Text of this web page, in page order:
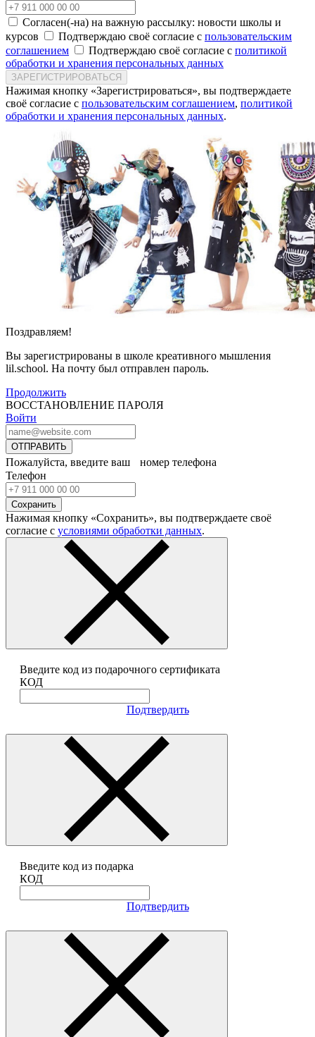
Согласен(-на) на важную рассылку: новости школы и
курсов
Подтверждаю своё согласие с пользовательским
соглашением
Подтверждаю своё согласие с политикой
обработки и хранения персональных данных
ЗАРЕГИСТРИРОВАТЬСЯ
Нажимая кнопку «Зарегистрироваться», вы подтверждаете
своё согласие с пользовательским соглашением, политикой
обработки и хранения персональных данных.
Поздравляем!
Вы зарегистрированы в школе креативного мышления
lil.school. На почту был отправлен пароль.
Продолжить
ВОССТАНОВЛЕНИЕ ПАРОЛЯ
Войти
ОТПРАВИТЬ
Пожалуйста, введите ваш номер телефона
Телефон
Сохранить
Нажимая кнопку «Сохранить», вы подтверждаете своё
согласие с условиями обработки данных.
Введите код из подарочного сертификата
КОД
Подтвердить
Введите код из подарка
КОД
Подтвердить